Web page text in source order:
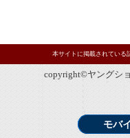
本サイトに掲載されている
copyright©ヤングシ
モバ